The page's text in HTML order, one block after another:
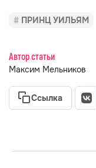
ПРИНЦ УИЛЬЯМ
Автор статьи
Максим Мельников
Ссылка